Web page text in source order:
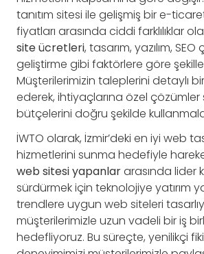
tanıtım sitesi ile gelişmiş bir e-
fiyatları arasında ciddi farklılıklar
site ücretleri, tasarım, yazılım, SEO
geliştirme gibi faktörlere göre
Müşterilerimizin taleplerini detaylı
ederek, ihtiyaçlarına özel
bütçelerini doğru şekilde
İWTO olarak, İzmir’deki en iyi web
hizmetlerini sunma hedefiyle
web sitesi yapanlararasında lider
sürdürmek için teknolojiye yatırım
trendlere uygun web siteleri
müşterilerimizle uzun vadeli bir iş
hedefliyoruz. Bu süreçte, yenilikçi